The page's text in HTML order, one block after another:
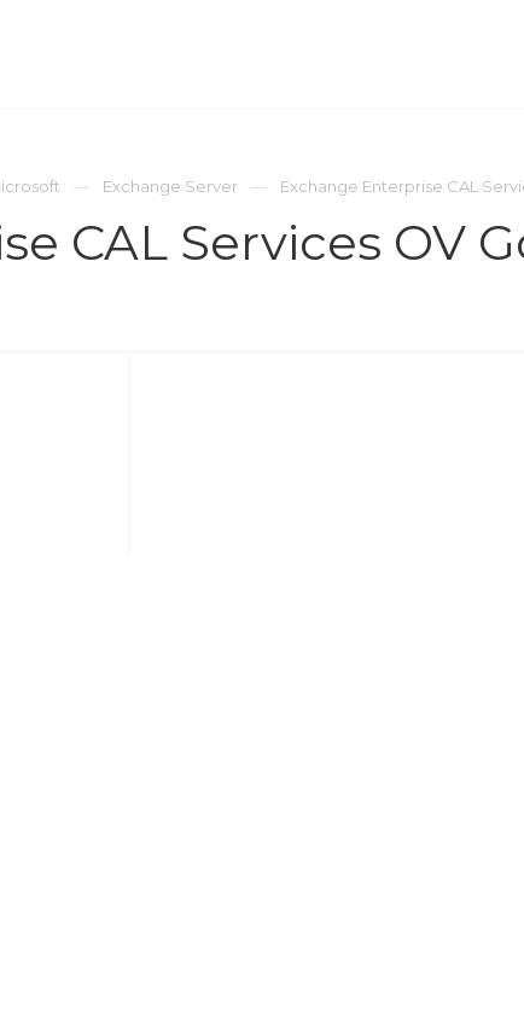
Exchange Server Exchange Enterprise CAL
CAL Services OV